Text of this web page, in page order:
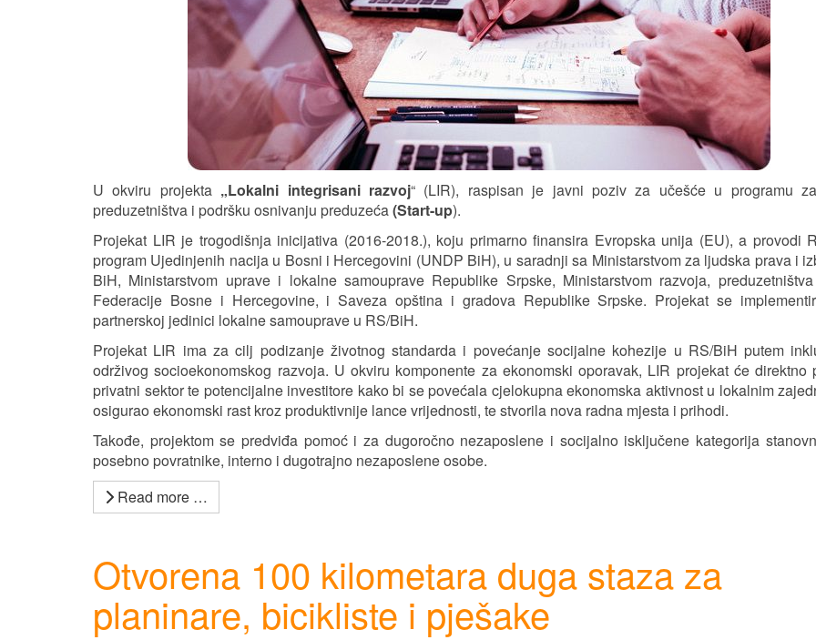
U okviru projekta „Lokalni integrisani razvoj“ (LIR), raspisan je javni poziv za učešće u programu
preduzetništva i podršku osnivanju preduzeća(Start-up).
Projekat LIR je trogodišnja inicijativa (2016-2018.), koju primarno finansira Evropska unija (EU), a provodi
program Ujedinjenih nacija u Bosni i Hercegovini (UNDP BiH), u saradnji sa Ministarstvom za ljudska prava i
BiH, Ministarstvom uprave i lokalne samouprave Republike Srpske, Ministarstvom razvoja,
Federacije Bosne i Hercegovine, i Saveza opština i gradova Republike Srpske. Projekat se
partnerskoj jedinici lokalne samouprave u RS/BiH.
Projekat LIR ima za cilj podizanje životnog standarda i povećanje socijalne kohezije u RS/BiH putem
održivog socioekonomskog razvoja. U okviru komponente za ekonomski oporavak, LIR projekat će direktno
privatni sektor te potencijalne investitore kako bi se povećala cjelokupna ekonomska aktivnost u lokalnim
osigurao ekonomski rast kroz produktivnije lance vrijednosti, te stvorila nova radna mjesta i prihodi.
Takođe, projektom se predviđa pomoć i za dugoročno nezaposlene i socijalno isključene kategorija
posebno povratnike, interno i dugotrajno nezaposlene osobe.
Read more …
Otvorena 100 kilometara duga staza za
planinare, bicikliste i pješake